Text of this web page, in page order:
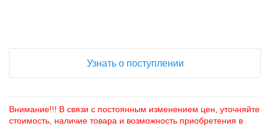
Узнать о поступлении
Внимание!!! В связи с постоянным изменением цен, уточняйте
стоимость, наличие товара и возможность приобретения в